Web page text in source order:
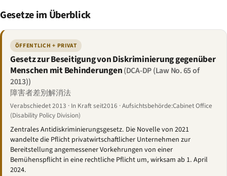
Gesetze im Überblick
ÖFFENTLICH + PRIVAT
Gesetz zur Beseitigung von Diskriminierung gegenüber
Menschen mit Behinderungen(DCA-DP (Law No. 65 of
2013))
障害者差別解消法
Verabschiedet 2013 · In Kraft seit2016 · Aufsichtsbehörde:Cabinet Office
(Disability Policy Division)
Zentrales Antidiskriminierungsgesetz. Die Novelle von 2021
wandelte die Pflicht privatwirtschaftlicher Unternehmen zur
Bereitstellung angemessener Vorkehrungen von einer
Bemühenspflicht in eine rechtliche Pflicht um, wirksam ab 1. April
2024.